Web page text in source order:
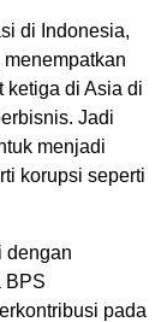
di Indonesia,
ketiga di Asia di
Jadi
menjadi
korupsi seperti
dengan
BPS
pada